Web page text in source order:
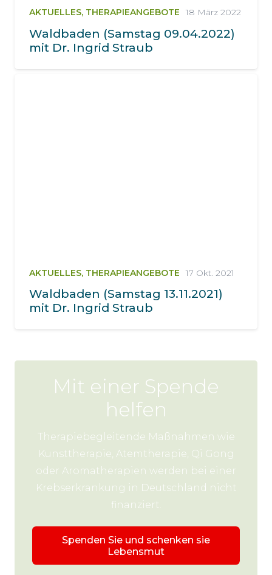
AKTUELLES, THERAPIEANGEBOTE 18 März 2022
Waldbaden (Samstag 09.04.2022)
mit Dr. Ingrid Straub
AKTUELLES, THERAPIEANGEBOTE 17 Okt. 2021
Waldbaden (Samstag 13.11.2021)
mit Dr. Ingrid Straub
Mit einer Spende
helfen
Therapiebegleitende Maßnahmen wie
Kunsttherapie, Atemtherapie, Qi Gong
oder Aromatherapien werden bei einer
Krebserkrankung in Deutschland nicht
finanziert.
Spenden Sie und schenken sie
Lebensmut